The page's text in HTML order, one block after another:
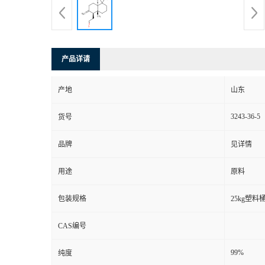
产品详请
产地 山东
货号 3243-36-5
品牌 见详情
用途 原料
包装规格 25kg塑料
CAS编号
纯度 99%